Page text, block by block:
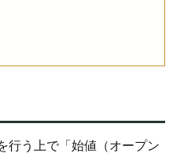
行う上で「始値（オープン